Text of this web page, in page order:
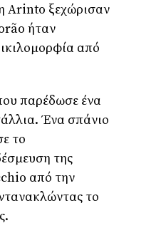
Arinto ξεχώρισαν
ão ήταν
από
παρέδωσε ένα
Ένα σπάνιο
το
της
από την
το